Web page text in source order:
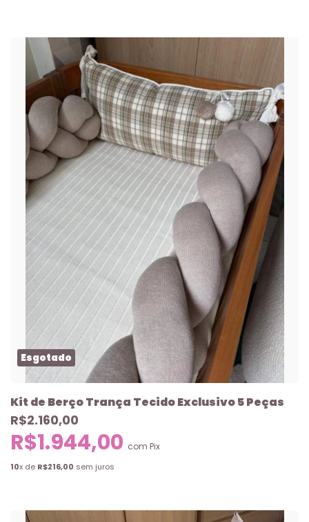
Esgotado
Kit de Berço Trança Tecido Exclusivo 5 Peças
R$2.160,00
R$1.944,00 com Pix
10x de R$216,00 sem juros